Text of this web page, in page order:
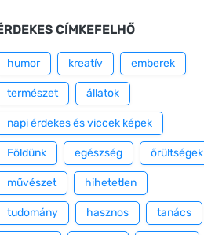
CÍMKEFELHŐ
humor kreatív emberek
természet állatok
napi érdekes és viccek képek
Földünk egészség őrültségek
művészet hihetetlen
tudomány hasznos tanács